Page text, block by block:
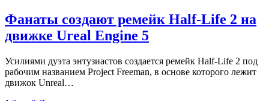
Фанаты создают ремейк Half-Life 2 на
движке Ureal Engine 5
Усилиями дуэта энтузиастов создается ремейк Half-Life 2 под
рабочим названием Project Freeman, в основе которого лежит
движок Unreal…